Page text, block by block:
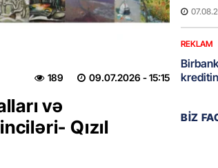
09.07.2026 - 15:15
189
və
Qızıl
REKLAM
BIZ